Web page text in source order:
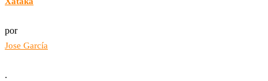
por
Jose García
.